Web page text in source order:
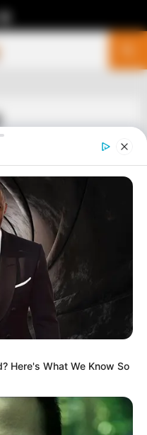
του Τέξας μηνύει
αρνήθηκαν να
άρση της
σε όλη
Τέξας μηνύει
άρνησή τους να
υποχρεωτική χρήση
Here's What We Know So